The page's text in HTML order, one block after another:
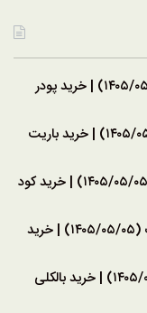
قیمت میکا طلایی و سنگ میکای سفید (۱۴۰۵/۰۵/۰۵) | خرید پودر
قیمت پودر و هر تن سنگ باریت سفید (۱۴۰۵/۰۵/۰۵) | خرید باریت
قیمت لئوناردیت فله شاهرود و یزد و کرمان (۱۴۰۵/۰۵/۰۵) | خرید کود
قیمت کائولن کلوخه زنوز و فروش سنگ خاک (۱۴۰۵/۰۵/۰۵) | خرید
قیمت بالکلی و خاک بالکلی آلومینایی (۱۴۰۵/۰۵/۰۵) | خرید بالکلی